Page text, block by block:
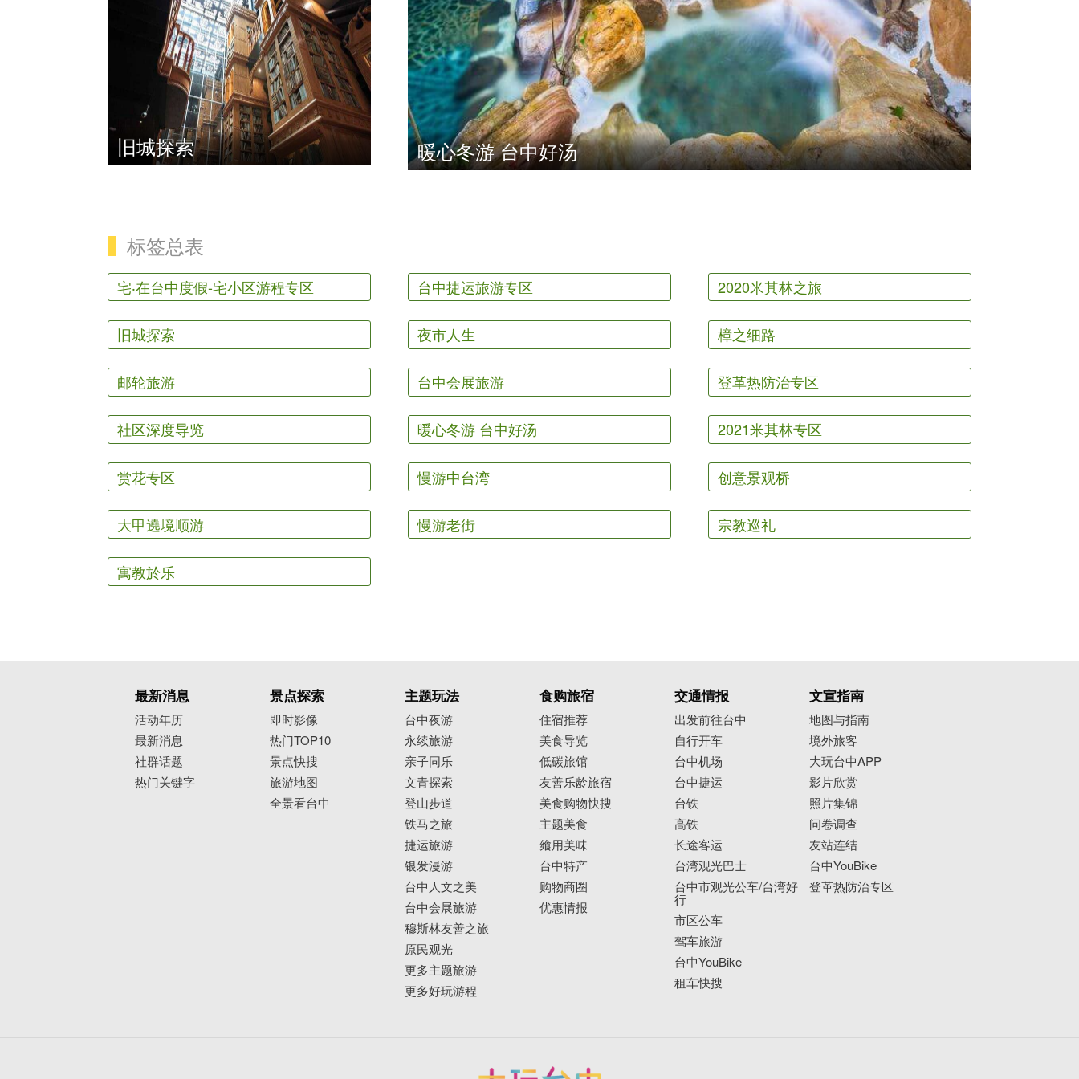
暖心冬游 台中好汤
旧城探索
标签总表
宅‧在台中度假-宅小区游程专区 台中捷运旅游专区 2020米其林之旅
旧城探索 夜市人生 樟之细路
邮轮旅游 台中会展旅游 登革热防治专区
社区深度导览 暖心冬游 台中好汤 2021米其林专区
赏花专区 慢游中台湾 创意景观桥
大甲遶境顺游 慢游老街 宗教巡礼
寓教於乐
最新消息
活动年历
最新消息
社群话题
热门关键字
景点探索
即时影像
热门TOP10
景点快搜
旅游地图
全景看台中
主题玩法
台中夜游
永续旅游
亲子同乐
文青探索
登山步道
铁马之旅
捷运旅游
银发漫游
台中人文之美
台中会展旅游
穆斯林友善之旅
原民观光
更多主题旅游
更多好玩游程
食购旅宿
住宿推荐
美食导览
低碳旅馆
友善乐龄旅宿
美食购物快搜
主题美食
飨用美味
台中特产
购物商圈
优惠情报
交通情报
出发前往台中
自行开车
台中机场
台中捷运
台铁
高铁
长途客运
台湾观光巴士
台中市观光公车/台湾好
行
市区公车
驾车旅游
台中YouBike
租车快搜
文宣指南
地图与指南
境外旅客
大玩台中APP
影片欣赏
照片集锦
问卷调查
友站连结
台中YouBike
登革热防治专区